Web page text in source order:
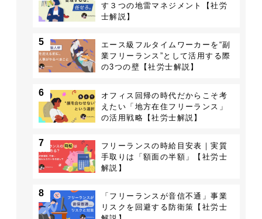
す３つの地雷マネジメント【社労
士解説】
5
エース級フルタイムワーカーを“副
業フリーランス”として活用する際
の3つの壁【社労士解説】
6
オフィス回帰の時代だからこそ考
えたい「地方在住フリーランス」
の活用戦略【社労士解説】
7
フリーランスの時給目安表｜実質
手取りは「額面の半額」【社労士
解説】
8
「フリーランスが音信不通」事業
リスクを回避する防衛策【社労士